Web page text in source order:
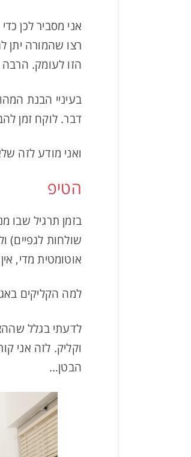
אני מסביר לכן
רצו שהמורה יתן
הזו לעומק.
בעיניי הבנת
דבר. לוקח זמן
ואני מודע לזה
הטיפ
בזמן תרגיל שבו
שולחות לגפיים)
אוטומטית מדי,
למה הקליקים
לדעתי בגלל
וקליק. לזה אני
הבטן…